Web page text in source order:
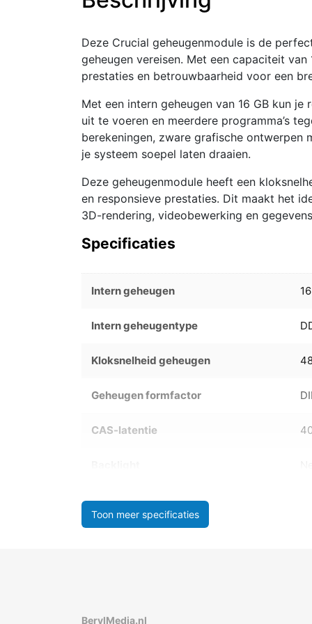
Deze Crucial geheugenmodule is de
geheugen vereisen. Met een capaciteit
prestaties en betrouwbaarheid voor een
Met een intern geheugen van 16 GB kun
uit te voeren en meerdere programma’s
berekeningen, zware grafische ontwerpen
je systeem soepel laten draaien.
Deze geheugenmodule heeft een
en responsieve prestaties. Dit maakt het
3D-rendering, videobewerking en
Specificaties
Intern geheugen 16
Intern geheugentype
Kloksnelheid geheugen
Geheugen formfactor
CAS-latentie
Toon meer specificaties
BerylMedia.nl